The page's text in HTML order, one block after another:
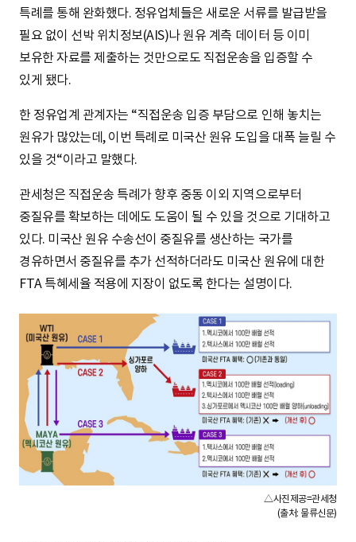
특례를 통해 완화했다. 정유업체들은 새로운 서류를 발급받을
필요 없이 선박 위치정보(AIS)나 원유 계측 데이터 등 이미
보유한 자료를 제출하는 것만으로도 직접운송을 입증할 수
있게 됐다.
한 정유업계 관계자는 “직접운송 입증 부담으로 인해 놓치는
원유가 많았는데, 이번 특례로 미국산 원유 도입을 대폭 늘릴 수
있을 것“이라고 말했다.
관세청은 직접운송 특례가 향후 중동 이외 지역으로부터
중질유를 확보하는 데에도 도움이 될 수 있을 것으로 기대하고
있다. 미국산 원유 수송선이 중질유를 생산하는 국가를
경유하면서 중질유를 추가 선적하더라도 미국산 원유에 대한
FTA 특혜세율 적용에 지장이 없도록 한다는 설명이다.
△사진제공=관세청
(출처: 물류신문)